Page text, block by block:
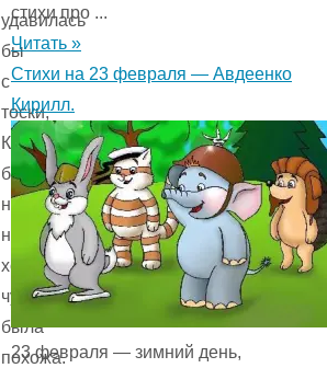
удавилась
бы
с
тоски,
Когда
бы
на
нее
хоть
чуть
была
похожа.
стихи про ...
Читать »
Стихи на 23 февраля — Авдеенко
Кирилл.
23 февраля — зимний день,